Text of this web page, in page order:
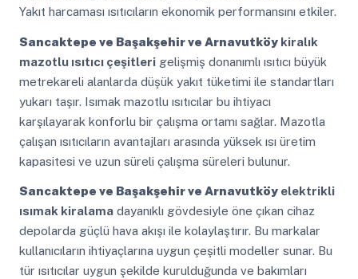
Yakıt harcaması ısıtıcıların ekonomik performansını etkiler.
Sancaktepe ve Başakşehir ve Arnavutköykiralık
mazotlu ısıtıcı çeşitlerigelişmiş donanımlı ısıtıcı büyük
metrekareli alanlarda düşük yakıt tüketimi ile standartları
yukarı taşır. Isımak mazotlu ısıtıcılar bu ihtiyacı
karşılayarak konforlu bir çalışma ortamı sağlar. Mazotla
çalışan ısıtıcıların avantajları arasında yüksek ısı üretim
kapasitesi ve uzun süreli çalışma süreleri bulunur.
Sancaktepe ve Başakşehir ve Arnavutköyelektrikli
ısımak kiralamadayanıklı gövdesiyle öne çıkan cihaz
depolarda güçlü hava akışı ile kolaylaştırır. Bu markalar
kullanıcıların ihtiyaçlarına uygun çeşitli modeller sunar. Bu
tür ısıtıcılar uygun şekilde kurulduğunda ve bakımları